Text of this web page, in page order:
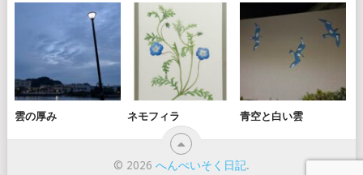
雲の厚み ネモフィラ 青空と白い雲
© 2026 へんぺいそく日記.